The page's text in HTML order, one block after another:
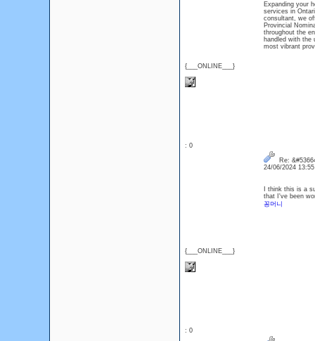
{___ONLINE___}
Expanding your
services in
consultant, we
Provincial
throughout the
handled with the
most vibrant
: 0
{___ONLINE___}
Re:
24/06/2024
I think this is a
that I've been
꽁머니
: 0